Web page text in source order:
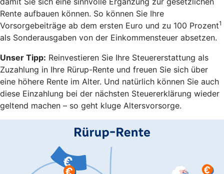
Rente aufbauen können. So können Sie Ihre
Vorsorgebeiträge ab dem ersten Euro und zu 100 Prozent1
als Sonderausgaben von der Einkommensteuer absetzen.
Unser Tipp: Reinvestieren Sie Ihre Steuererstattung als
Zuzahlung in Ihre Rürup-Rente und freuen Sie sich über
eine höhere Rente im Alter. Und natürlich können Sie auch
diese Einzahlung bei der nächsten Steuererklärung wieder
geltend machen – so geht kluge Altersvorsorge.